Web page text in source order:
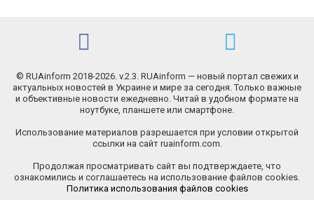
© RUAinform 2018-2026. v.2.3. RUAinform — новый портал свежих и
актуальных новостей в Украине и мире за сегодня. Только важные
и объективные новости ежедневно. Читай в удобном формате на
ноутбуке, планшете или смартфоне.
Использование материалов разрешается при условии открытой
ссылки на сайт ruainform.com.
Продолжая просматривать сайт вы подтверждаете, что
ознакомились и соглашаетесь на использование файлов cookies.
Политика использования файлов cookies